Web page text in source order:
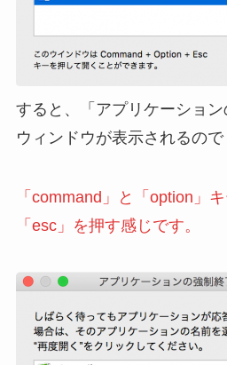
すると、「アプリケーショ
ウィンドウが表示されるので
「command」と「option」
「esc」を押す感じです。